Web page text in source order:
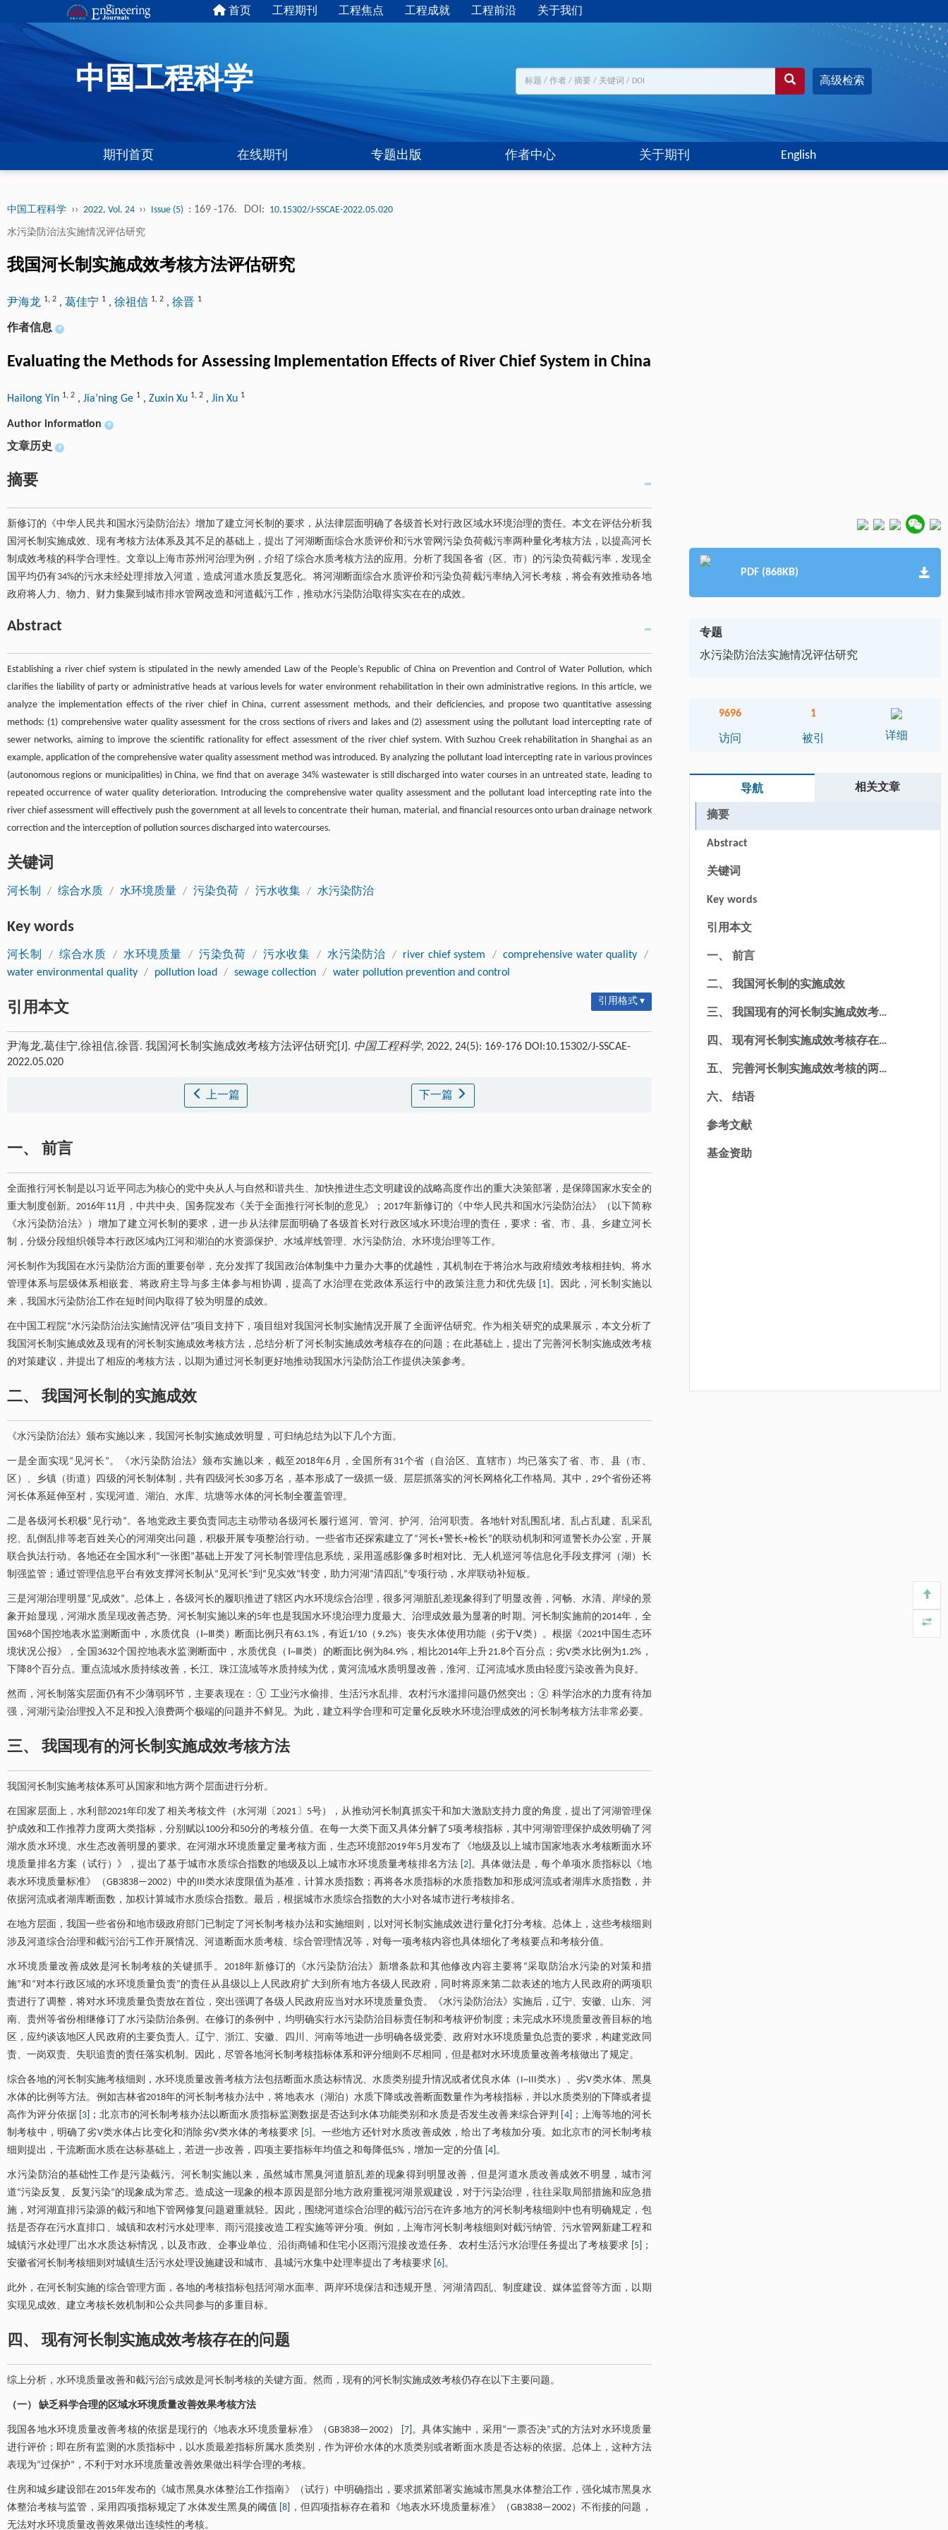
首页 工程期刊 工程焦点 工程成就 工程前沿 关于我们
中国工程科学 高级检索
期刊首页 在线期刊 专题出版 作者中心 关于期刊 English
中国工程科学 ›› 2022, Vol. 24 ›› Issue (5) : 169 -176. DOI: 10.15302/J-SSCAE-2022.05.020
水污染防治法实施情况评估研究
我国河长制实施成效考核方法评估研究
尹海龙 1, 2 , 葛佳宁 1 , 徐祖信 1, 2 , 徐晋 1
作者信息 +
Evaluating the Methods for Assessing Implementation Effects of River Chief System in China
Hailong Yin 1, 2 , Jia’ning Ge 1 , Zuxin Xu 1, 2 , Jin Xu 1
Author information +
文章历史 +
摘要
新修订的《中华人民共和国水污染防治法》增加了建立河长制的要求，从法律层面明确了各级首长对行政区域水环境治理的责任。本文在评估分析我
国河长制实施成效、现有考核方法体系及其不足的基础上，提出了河湖断面综合水质评价和污水管网污染负荷截污率两种量化考核方法，以提高河长
制成效考核的科学合理性。文章以上海市苏州河治理为例，介绍了综合水质考核方法的应用。分析了我国各省（区、市）的污染负荷截污率，发现全
国平均仍有34%的污水未经处理排放入河道，造成河道水质反复恶化。将河湖断面综合水质评价和污染负荷截污率纳入河长考核，将会有效推动各地
政府将人力、物力、财力集聚到城市排水管网改造和河道截污工作，推动水污染防治取得实实在在的成效。
Abstract
Establishing a river chief system is stipulated in the newly amended Law of the People’s Republic of China on Prevention and Control of Water Pollution, which
clarifies the liability of party or administrative heads at various levels for water environment rehabilitation in their own administrative regions. In this article, we
analyze the implementation effects of the river chief in China, current assessment methods, and their deficiencies, and propose two quantitative assessing
methods: (1) comprehensive water quality assessment for the cross sections of rivers and lakes and (2) assessment using the pollutant load intercepting rate of
sewer networks, aiming to improve the scientific rationality for effect assessment of the river chief system. With Suzhou Creek rehabilitation in Shanghai as an
example, application of the comprehensive water quality assessment method was introduced. By analyzing the pollutant load intercepting rate in various provinces
(autonomous regions or municipalities) in China, we find that on average 34% wastewater is still discharged into water courses in an untreated state, leading to
repeated occurrence of water quality deterioration. Introducing the comprehensive water quality assessment and the pollutant load intercepting rate into the
river chief assessment will effectively push the government at all levels to concentrate their human, material, and financial resources onto urban drainage network
correction and the interception of pollution sources discharged into watercourses.
关键词
河长制 / 综合水质 / 水环境质量 / 污染负荷 / 污水收集 / 水污染防治
Key words
河长制 / 综合水质 / 水环境质量 / 污染负荷 / 污水收集 / 水污染防治 / river chief system / comprehensive water quality
/
water environmental quality / pollution load / sewage collection / water pollution prevention and control
引用本文 引用格式 ▾
尹海龙,葛佳宁,徐祖信,徐晋. 我国河长制实施成效考核方法评估研究[J]. 中国工程科学, 2022, 24(5): 169-176 DOI:10.15302/J-SSCAE-
2022.05.020
上一篇 下一篇
一、 前言
全面推行河长制是以习近平同志为核心的党中央从人与自然和谐共生、加快推进生态文明建设的战略高度作出的重大决策部署，是保障国家水安全的
重大制度创新。2016年11月，中共中央、国务院发布《关于全面推行河长制的意见》；2017年新修订的《中华人民共和国水污染防治法》（以下简称
《水污染防治法》）增加了建立河长制的要求，进一步从法律层面明确了各级首长对行政区域水环境治理的责任，要求：省、市、县、乡建立河长
制，分级分段组织领导本行政区域内江河和湖泊的水资源保护、水域岸线管理、水污染防治、水环境治理等工作。
河长制作为我国在水污染防治方面的重要创举，充分发挥了我国政治体制集中力量办大事的优越性，其机制在于将治水与政府绩效考核相挂钩、将水
管理体系与层级体系相嵌套、将政府主导与多主体参与相协调，提高了水治理在党政体系运行中的政策注意力和优先级 [ 1 ]。因此，河长制实施以
来，我国水污染防治工作在短时间内取得了较为明显的成效。
在中国工程院“水污染防治法实施情况评估”项目支持下，项目组对我国河长制实施情况开展了全面评估研究。作为相关研究的成果展示，本文分析了
我国河长制实施成效及现有的河长制实施成效考核方法，总结分析了河长制实施成效考核存在的问题；在此基础上，提出了完善河长制实施成效考核
的对策建议，并提出了相应的考核方法，以期为通过河长制更好地推动我国水污染防治工作提供决策参考。
二、 我国河长制的实施成效
《水污染防治法》颁布实施以来，我国河长制实施成效明显，可归纳总结为以下几个方面。
一是全面实现“见河长”。《水污染防治法》颁布实施以来，截至2018年6月，全国所有31个省（自治区、直辖市）均已落实了省、市、县（市、
区）、乡镇（街道）四级的河长制体制，共有四级河长30多万名，基本形成了一级抓一级、层层抓落实的河长网格化工作格局。其中，29个省份还将
河长体系延伸至村，实现河道、湖泊、水库、坑塘等水体的河长制全覆盖管理。
二是各级河长积极“见行动”。各地党政主要负责同志主动带动各级河长履行巡河、管河、护河、治河职责。各地针对乱围乱堵、乱占乱建、乱采乱
挖、乱倒乱排等老百姓关心的河湖突出问题，积极开展专项整治行动。一些省市还探索建立了“河长+警长+检长”的联动机制和河道警长办公室，开展
联合执法行动。各地还在全国水利“一张图”基础上开发了河长制管理信息系统，采用遥感影像多时相对比、无人机巡河等信息化手段支撑河（湖）长
制强监管；通过管理信息平台有效支撑河长制从“见河长”到“见实效”转变，助力河湖“清四乱”专项行动，水岸联动补短板。
三是河湖治理明显“见成效”。总体上，各级河长的履职推进了辖区内水环境综合治理，很多河湖脏乱差现象得到了明显改善，河畅、水清、岸绿的景
象开始显现，河湖水质呈现改善态势。河长制实施以来的5年也是我国水环境治理力度最大、治理成效最为显著的时期。河长制实施前的2014年，全
国968个国控地表水监测断面中，水质优良（Ⅰ~Ⅲ类）断面比例只有63.1%，有近1/10（9.2%）丧失水体使用功能（劣于Ⅴ类）。根据《2021中国生态环
境状况公报》，全国3632个国控地表水监测断面中，水质优良（Ⅰ~Ⅲ类）的断面比例为84.9%，相比2014年上升21.8个百分点；劣V类水比例为1.2%，
下降8个百分点。重点流域水质持续改善，长江、珠江流域等水质持续为优，黄河流域水质明显改善，淮河、辽河流域水质由轻度污染改善为良好。
然而，河长制落实层面仍有不少薄弱环节，主要表现在：① 工业污水偷排、生活污水乱排、农村污水滥排问题仍然突出；② 科学治水的力度有待加
强，河湖污染治理投入不足和投入浪费两个极端的问题并不鲜见。为此，建立科学合理和可定量化反映水环境治理成效的河长制考核方法非常必要。
三、 我国现有的河长制实施成效考核方法
我国河长制实施考核体系可从国家和地方两个层面进行分析。
在国家层面上，水利部2021年印发了相关考核文件（水河湖〔2021〕5号），从推动河长制真抓实干和加大激励支持力度的角度，提出了河湖管理保
护成效和工作推荐力度两大类指标，分别赋以100分和50分的考核分值。在每一大类下面又具体分解了5项考核指标，其中河湖管理保护成效明确了河
湖水质水环境、水生态改善明显的要求。在河湖水环境质量定量考核方面，生态环境部2019年5月发布了《地级及以上城市国家地表水考核断面水环
境质量排名方案（试行）》，提出了基于城市水质综合指数的地级及以上城市水环境质量考核排名方法 [ 2]。具体做法是，每个单项水质指标以《地
表水环境质量标准》（GB3838—2002）中的III类水浓度限值为基准，计算水质指数；再将各水质指标的水质指数加和形成河流或者湖库水质指数，并
依据河流或者湖库断面数，加权计算城市水质综合指数。最后，根据城市水质综合指数的大小对各城市进行考核排名。
在地方层面，我国一些省份和地市级政府部门已制定了河长制考核办法和实施细则，以对河长制实施成效进行量化打分考核。总体上，这些考核细则
涉及河道综合治理和截污治污工作开展情况、河道断面水质考核、综合管理情况等，对每一项考核内容也具体细化了考核要点和考核分值。
水环境质量改善成效是河长制考核的关键抓手。2018年新修订的《水污染防治法》新增条款和其他修改内容主要将“采取防治水污染的对策和措
施”和“对本行政区域的水环境质量负责”的责任从县级以上人民政府扩大到所有地方各级人民政府，同时将原来第二款表述的地方人民政府的两项职
责进行了调整，将对水环境质量负责放在首位，突出强调了各级人民政府应当对水环境质量负责。《水污染防治法》实施后，辽宁、安徽、山东、河
南、贵州等省份相继修订了水污染防治条例。在修订的条例中，均明确实行水污染防治目标责任制和考核评价制度；未完成水环境质量改善目标的地
区，应约谈该地区人民政府的主要负责人。辽宁、浙江、安徽、四川、河南等地进一步明确各级党委、政府对水环境质量负总责的要求，构建党政同
责、一岗双责、失职追责的责任落实机制。因此，尽管各地河长制考核指标体系和评分细则不尽相同，但是都对水环境质量改善考核做出了规定。
综合各地的河长制实施考核细则，水环境质量改善考核方法包括断面水质达标情况、水质类别提升情况或者优良水体（I~III类水）、劣V类水体、黑臭
水体的比例等方法。例如吉林省2018年的河长制考核办法中，将地表水（湖泊）水质下降或改善断面数量作为考核指标，并以水质类别的下降或者提
高作为评分依据 [ 3 ]；北京市的河长制考核办法以断面水质指标监测数据是否达到水体功能类别和水质是否发生改善来综合评判 [ 4]；上海等地的河长
制考核中，明确了劣V类水体占比变化和消除劣V类水体的考核要求 [ 5]。一些地方还针对水质改善成效，给出了考核加分项。如北京市的河长制考核
细则提出，干流断面水质在达标基础上，若进一步改善，四项主要指标年均值之和每降低5%，增加一定的分值 [ 4 ]。
水污染防治的基础性工作是污染截污。河长制实施以来，虽然城市黑臭河道脏乱差的现象得到明显改善，但是河道水质改善成效不明显，城市河
道“污染反复、反复污染”的现象成为常态。造成这一现象的根本原因是部分地方政府重视河湖景观建设，对于污染治理，往往采取局部措施和应急措
施，对河湖直排污染源的截污和地下管网修复问题避重就轻。因此，围绕河道综合治理的截污治污在许多地方的河长制考核细则中也有明确规定，包
括是否存在污水直排口、城镇和农村污水处理率、雨污混接改造工程实施等评分项。例如，上海市河长制考核细则对截污纳管、污水管网新建工程和
城镇污水处理厂出水水质达标情况，以及市政、企事业单位、沿街商铺和住宅小区雨污混接改造任务、农村生活污水治理任务提出了考核要求 [ 5]；
安徽省河长制考核细则对城镇生活污水处理设施建设和城市、县城污水集中处理率提出了考核要求 [ 6 ]。
此外，在河长制实施的综合管理方面，各地的考核指标包括河湖水面率、两岸环境保洁和违规开垦、河湖清四乱、制度建设、媒体监督等方面，以期
实现见成效、建立考核长效机制和公众共同参与的多重目标。
四、 现有河长制实施成效考核存在的问题
综上分析，水环境质量改善和截污治污成效是河长制考核的关键方面。然而，现有的河长制实施成效考核仍存在以下主要问题。
（一） 缺乏科学合理的区域水环境质量改善效果考核方法
我国各地水环境质量改善考核的依据是现行的《地表水环境质量标准》（GB3838—2002） [ 7]。具体实施中，采用“一票否决”式的方法对水环境质量
进行评价；即在所有监测的水质指标中，以水质最差指标所属水质类别，作为评价水体的水质类别或者断面水质是否达标的依据。总体上，这种方法
表现为“过保护”，不利于对水环境质量改善效果做出科学合理的考核。
住房和城乡建设部在2015年发布的《城市黑臭水体整治工作指南》（试行）中明确指出，要求抓紧部署实施城市黑臭水体整治工作，强化城市黑臭水
体整治考核与监管，采用四项指标规定了水体发生黑臭的阈值 [8 ]，但四项指标存在着和《地表水环境质量标准》（GB3838—2002）不衔接的问题，
无法对水环境质量改善效果做出连续性的考核。
PDF (868KB)
专题
水污染防治法实施情况评估研究
9696
访问
1
被引 详细
导航 相关文章
摘要
Abstract
关键词
Key words
引用本文
一、 前言
二、 我国河长制的实施成效
三、 我国现有的河长制实施成效考
核方法
四、 现有河长制实施成效考核存在
的问题
五、 完善河长制实施成效考核的两
种方法
六、 结语
参考文献
基金资助
https://doi.org/10.1016/j.eng.2025.10.026
利用纳米结构增强水产养殖安全性——危害物